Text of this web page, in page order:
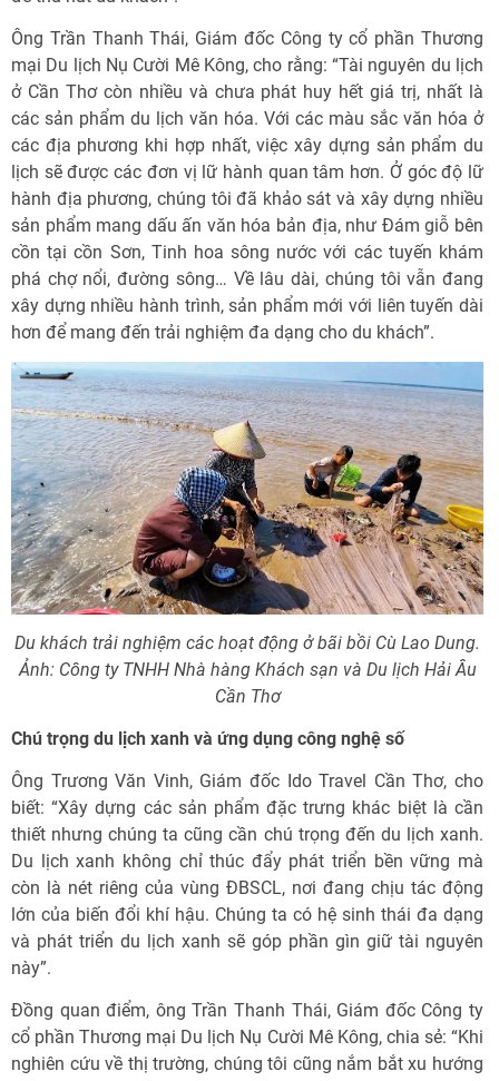
Ông Trần Thanh Thái, Giám đốc Công ty cổ phần Thương
mại Du lịch Nụ Cười Mê Kông, cho rằng: “Tài nguyên du lịch
ở Cần Thơ còn nhiều và chưa phát huy hết giá trị, nhất là
các sản phẩm du lịch văn hóa. Với các màu sắc văn hóa ở
các địa phương khi hợp nhất, việc xây dựng sản phẩm du
lịch sẽ được các đơn vị lữ hành quan tâm hơn. Ở góc độ lữ
hành địa phương, chúng tôi đã khảo sát và xây dựng nhiều
sản phẩm mang dấu ấn văn hóa bản địa, như Ðám giỗ bên
cồn tại cồn Sơn, Tinh hoa sông nước với các tuyến khám
phá chợ nổi, đường sông… Về lâu dài, chúng tôi vẫn đang
xây dựng nhiều hành trình, sản phẩm mới với liên tuyến dài
hơn để mang đến trải nghiệm đa dạng cho du khách”.
Du khách trải nghiệm các hoạt động ở bãi bồi Cù Lao Dung.
Ảnh: Công ty TNHH Nhà hàng Khách sạn và Du lịch Hải Âu
Cần Thơ
Chú trọng du lịch xanh và ứng dụng công nghệ số
Ông Trương Văn Vinh, Giám đốc Ido Travel Cần Thơ, cho
biết: “Xây dựng các sản phẩm đặc trưng khác biệt là cần
thiết nhưng chúng ta cũng cần chú trọng đến du lịch xanh.
Du lịch xanh không chỉ thúc đẩy phát triển bền vững mà
còn là nét riêng của vùng ÐBSCL, nơi đang chịu tác động
lớn của biến đổi khí hậu. Chúng ta có hệ sinh thái đa dạng
và phát triển du lịch xanh sẽ góp phần gìn giữ tài nguyên
này”.
Ðồng quan điểm, ông Trần Thanh Thái, Giám đốc Công ty
cổ phần Thương mại Du lịch Nụ Cười Mê Kông, chia sẻ: “Khi
nghiên cứu về thị trường, chúng tôi cũng nắm bắt xu hướng